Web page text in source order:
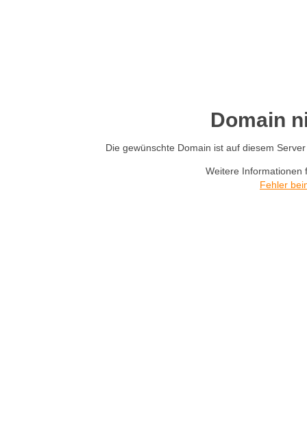
Domain
Die gewünschte Domain ist auf diesem
Weitere Informationen
Fehler